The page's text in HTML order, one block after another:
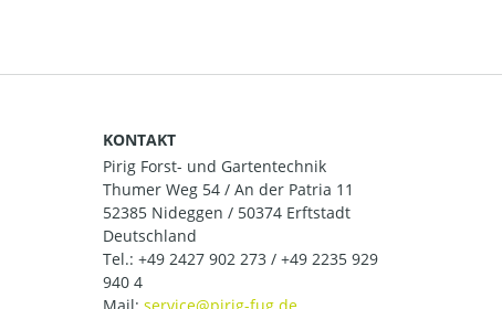
KONTAKT
Pirig Forst- und Gartentechnik
Thumer Weg 54 / An der Patria 11
52385 Nideggen / 50374 Erftstadt
Deutschland
Tel.: +49 2427 902 273 / +49 2235 929
940 4